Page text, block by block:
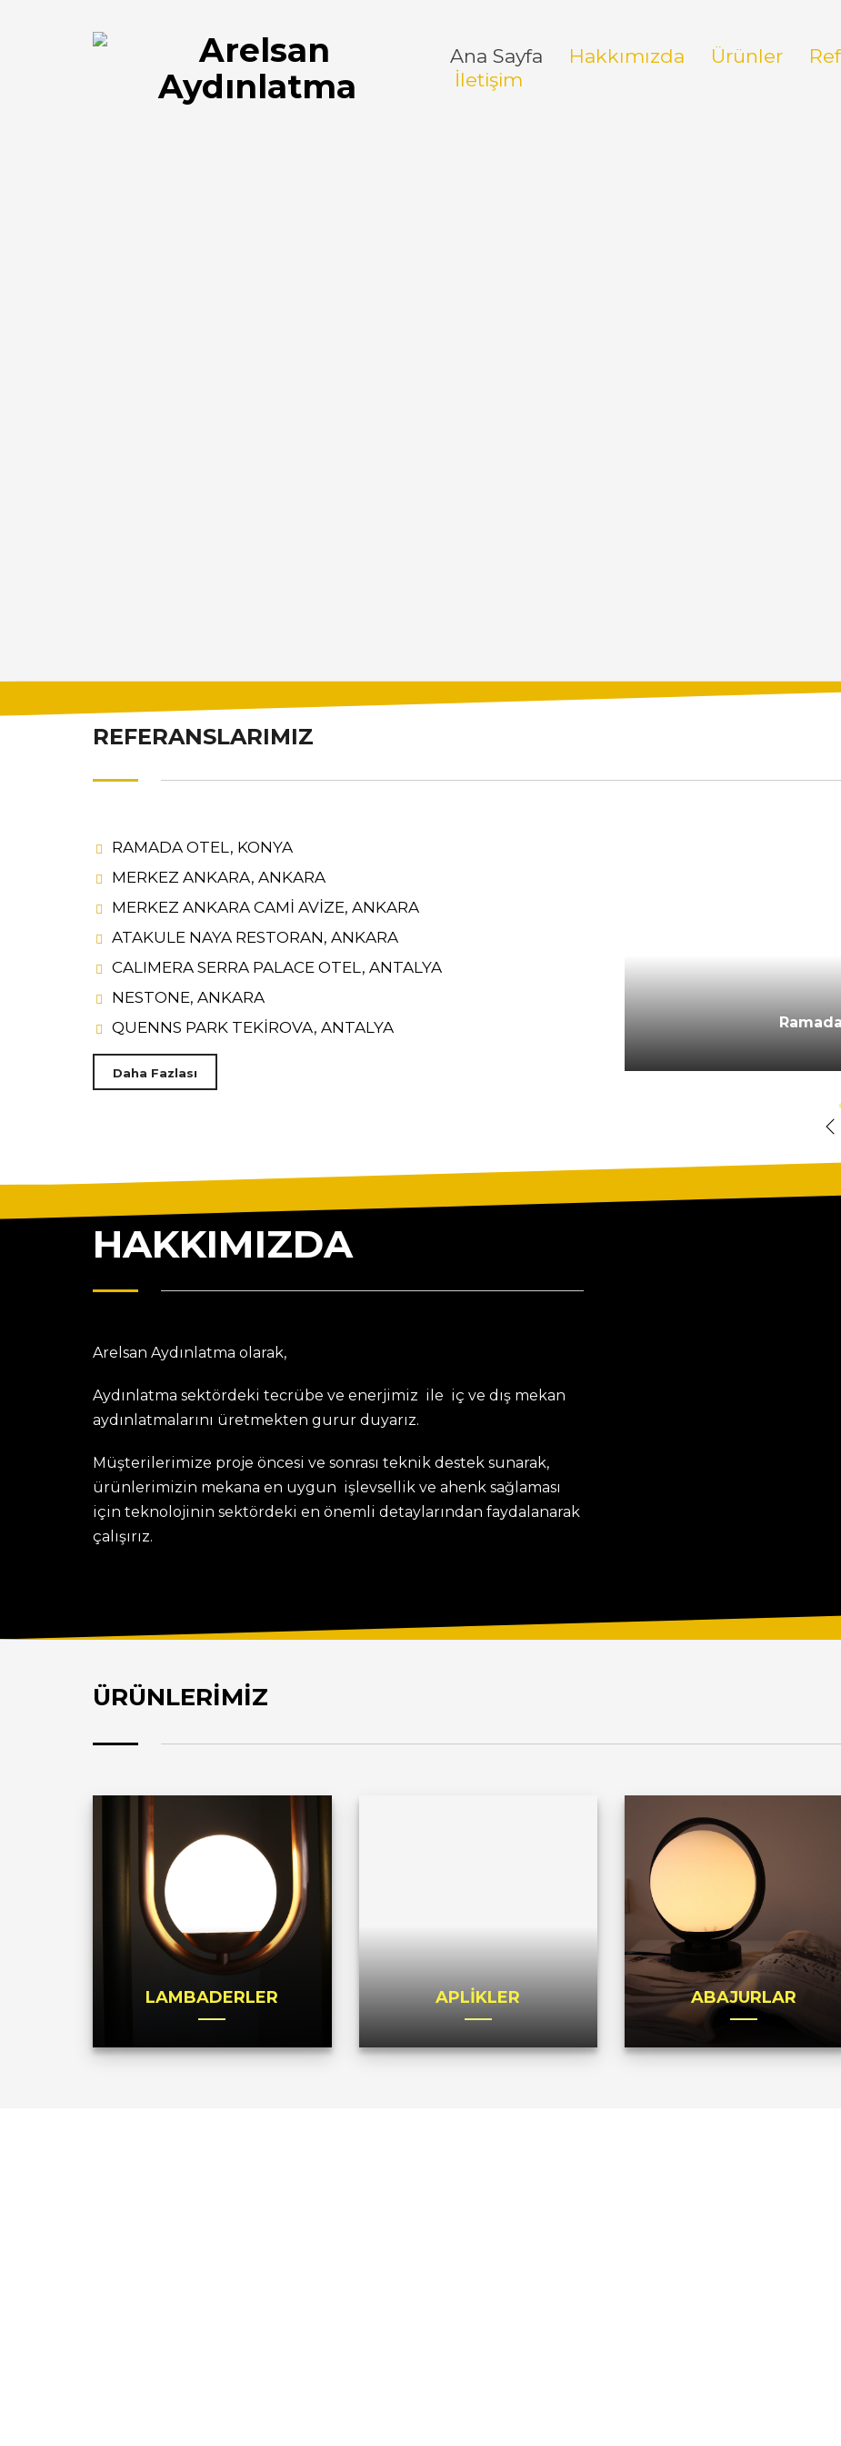
Ana Sayfa Hakkımızda Ürünler
İletişim
REFERANSLARIMIZ
RAMADA OTEL, KONYA
MERKEZ ANKARA, ANKARA
MERKEZ ANKARA CAMİ AVİZE, ANKARA
ATAKULE NAYA RESTORAN, ANKARA
CALIMERA SERRA PALACE OTEL, ANTALYA
NESTONE, ANKARA
QUENNS PARK TEKİROVA, ANTALYA
Daha Fazlası
CALIMERA
HAKKIMIZDA
Arelsan Aydınlatma olarak,
Aydınlatma sektördeki tecrübe ve enerjimiz ile iç ve dış mekan
aydınlatmalarını üretmekten gurur duyarız.
Müşterilerimize proje öncesi ve sonrası teknik destek sunarak,
ürünlerimizin mekana en uygun işlevsellik ve ahenk sağlaması
için teknolojinin sektördeki en önemli detaylarından faydalanarak
çalışırız.
ÜRÜNLERİMİZ
LAMBADERLER APLİKLER ABAJURLAR